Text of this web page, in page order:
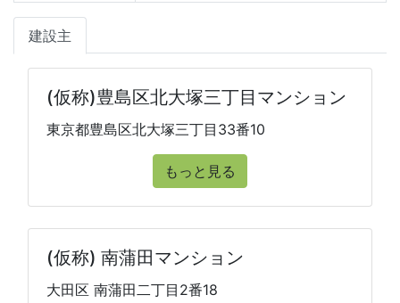
建設主
(仮称)豊島区北大塚三丁目マンション
東京都豊島区北大塚三丁目33番10
もっと見る
(仮称) 南蒲田マンション
大田区 南蒲田二丁目2番18